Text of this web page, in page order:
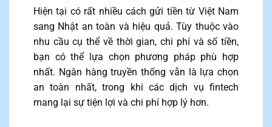
Hiện tại có rất nhiều cách gửi tiền từ Việt Nam
sang Nhật an toàn và hiệu quả. Tùy thuộc vào
nhu cầu cụ thể về thời gian, chi phí và số tiền,
bạn có thể lựa chọn phương pháp phù hợp
nhất. Ngân hàng truyền thống vẫn là lựa chọn
an toàn nhất, trong khi các dịch vụ fintech
mang lại sự tiện lợi và chi phí hợp lý hơn.